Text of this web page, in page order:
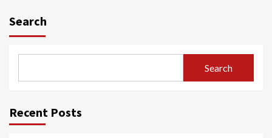
Search
Search
Recent Posts